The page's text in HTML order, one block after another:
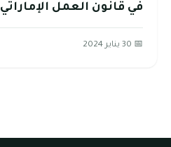
في قانون العمل الإماراتي
📅 30 يناير 2024